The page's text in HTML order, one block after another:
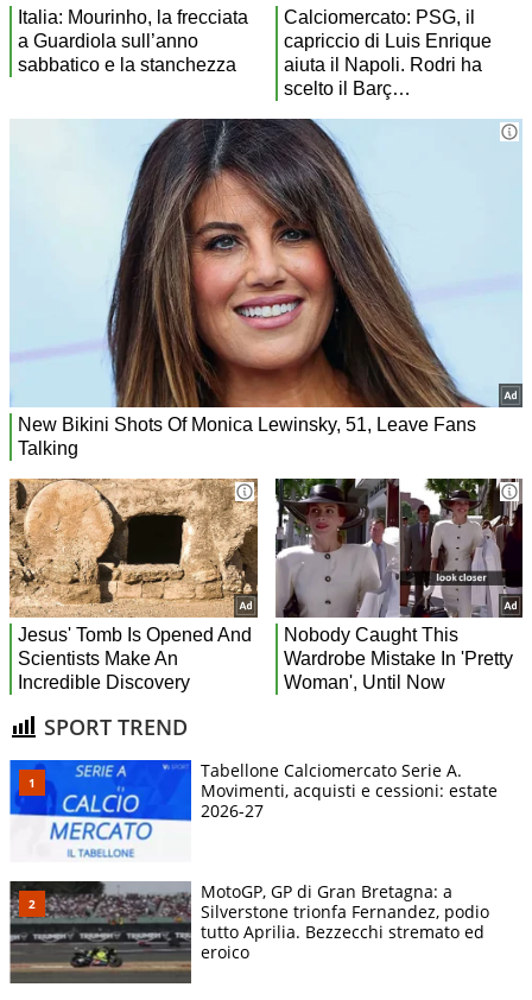
SPORT TREND
Tabellone Calciomercato Serie A.
Movimenti, acquisti e cessioni: estate
2026-27
MotoGP, GP di Gran Bretagna: a
Silverstone trionfa Fernandez, podio
tutto Aprilia. Bezzecchi stremato ed
eroico